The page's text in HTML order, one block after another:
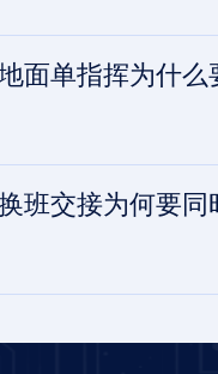
指挥为什么要联
班交接为何要同